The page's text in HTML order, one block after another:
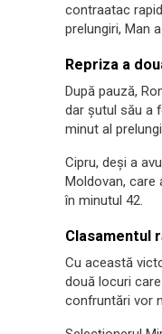
contraatac
prelungiri, Man
Repriza a
După pauză,
dar șutul său a
minut al
Cipru, deși a
Moldovan, care
în minutul 42.
Clasamentul
Cu această
două locuri
confruntări vor